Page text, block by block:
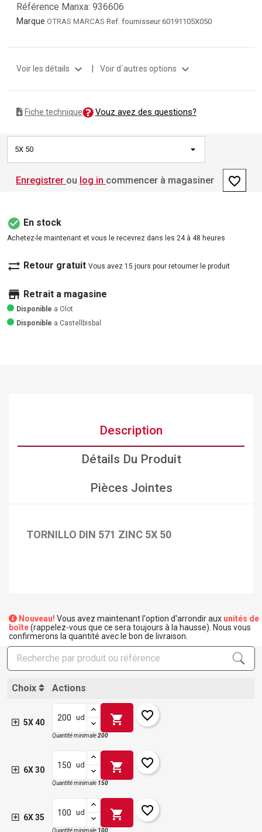
Référence Manxa: 936606
Marque OTRAS MARCAS Ref. fournisseur 60191105X050
Voir les détails expand_more | Voir d´autres options expand_more
Fiche technique Vouz avez des questions?
5X 50
Enregistrer ou log in commencer à magasiner favorite_border
check_circle En stock
Achetez-le maintenant et vous le recevrez dans les 24 à 48 heures
sync_alt Retour gratuit Vous avez 15 jours pour retourner le produit
store Retrait a magasine
Disponible a Olot
Disponible a Castellbisbal
Description
Détails Du Produit
Pièces Jointes
TORNILLO DIN 571 ZINC 5X 50
Nouveau! Vous avez maintenant l'option d'arrondir aux unités de
boîte(rappelez-vous que ce sera toujours à la hausse). Nous vous
confirmerons la quantité avec le bon de livraison.
Choix Actions
5X 40
ud shopping_cart favorite_border
Quantité minimale200
6X 30
ud shopping_cart favorite_border
Quantité minimale 150
6X 35
ud shopping_cart favorite_border
Quantité minimale 100